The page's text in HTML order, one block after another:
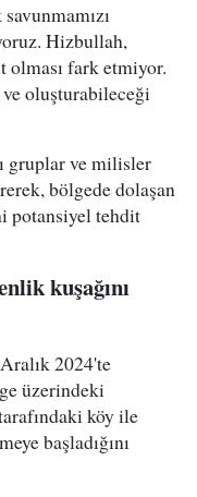
Hizbullah,
olması fark etmiyor.
oluşturabileceği
gruplar ve milisler
bölgede dolaşan
potansiyel tehdit
kuşağını
2024'te
üzerindeki
köy ile
başladığını